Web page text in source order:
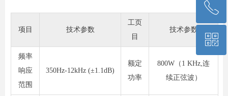
项目 技术参数
工页
目
技术参数
频率
响应
范围
350Hz-12kHz (±1.1dB)
额定
功率
800W（1 KHz,连
续正弦波）
回到顶部
ꂅ
13701099869
ꀥ